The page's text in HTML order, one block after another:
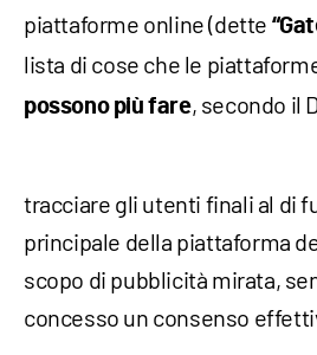
piattaforme online (dette
lista di cose che le
possono più fare, secondo il
tracciare gli utenti finali al di
principale della piattaforma
scopo di pubblicità mirata,
concesso un consenso